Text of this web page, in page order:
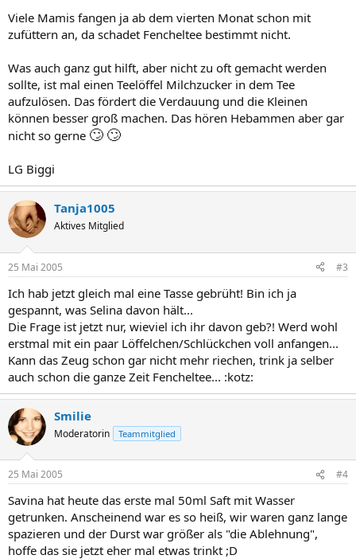
Viele Mamis fangen ja ab dem vierten Monat schon mit
zufüttern an, da schadet Fencheltee bestimmt nicht.
Was auch ganz gut hilft, aber nicht zu oft gemacht werden
sollte, ist mal einen Teelöffel Milchzucker in dem Tee
aufzulösen. Das fördert die Verdauung und die Kleinen
können besser groß machen. Das hören Hebammen aber gar
nicht so gerne 🙄 🙄
LG Biggi
Tanja1005
Aktives Mitglied
25 Mai 2005 #3
Ich hab jetzt gleich mal eine Tasse gebrüht! Bin ich ja
gespannt, was Selina davon hält...
Die Frage ist jetzt nur, wieviel ich ihr davon geb?! Werd wohl
erstmal mit ein paar Löffelchen/Schlückchen voll anfangen...
Kann das Zeug schon gar nicht mehr riechen, trink ja selber
auch schon die ganze Zeit Fencheltee... :kotz:
Smilie
Moderatorin Teammitglied
25 Mai 2005 #4
Savina hat heute das erste mal 50ml Saft mit Wasser
getrunken. Anscheinend war es so heiß, wir waren ganz lange
spazieren und der Durst war größer als "die Ablehnung",
hoffe das sie jetzt eher mal etwas trinkt ;D